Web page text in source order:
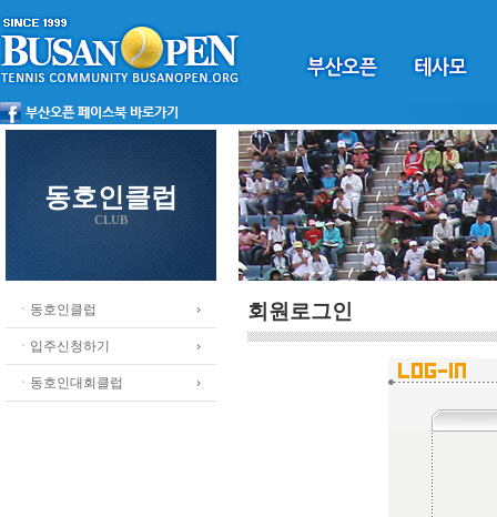
동호인클럽
CLUB
ㆍ동호인클럽
ㆍ입주신청하기
ㆍ동호인대회클럽
회원로그인